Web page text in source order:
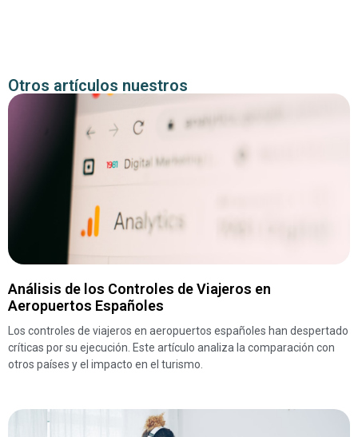
Otros artículos nuestros
Análisis de los Controles de Viajeros en
Aeropuertos Españoles
Los controles de viajeros en aeropuertos españoles han despertado
críticas por su ejecución. Este artículo analiza la comparación con
otros países y el impacto en el turismo.